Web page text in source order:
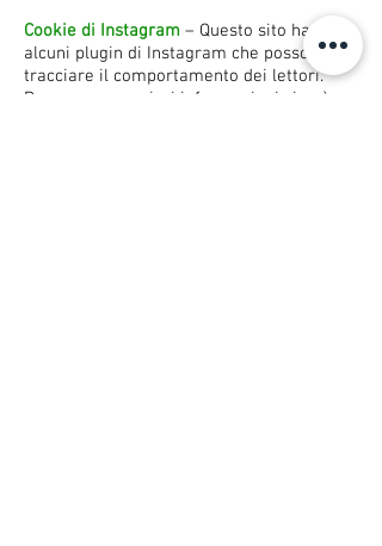
Cookie di Instagram – Questo sito ha
alcuni plugin di Instagram che possono
tracciare il comportamento dei lettori.
Per avere maggiori informazioni si può